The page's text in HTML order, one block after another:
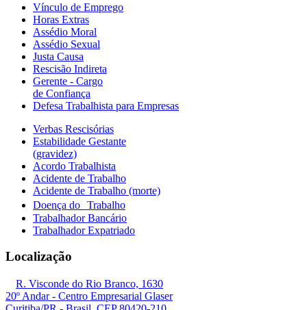
Vínculo de Emprego
Horas Extras
Assédio Moral
Assédio Sexual
Justa Causa
Rescisão Indireta
Gerente - Cargo
de Confiança
Defesa Trabalhista para Empresas
Verbas Rescisórias
Estabilidade Gestante
(gravidez)
Acordo Trabalhista
Acidente de Trabalho
Acidente de Trabalho (morte)
Doença do Trabalho
Trabalhador Bancário
Trabalhador Expatriado
Localização
R. Visconde do Rio Branco, 1630
20º Andar - Centro Empresarial Glaser